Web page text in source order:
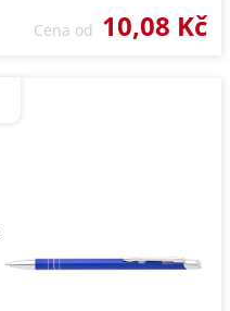
Cena od 10,08 Kč